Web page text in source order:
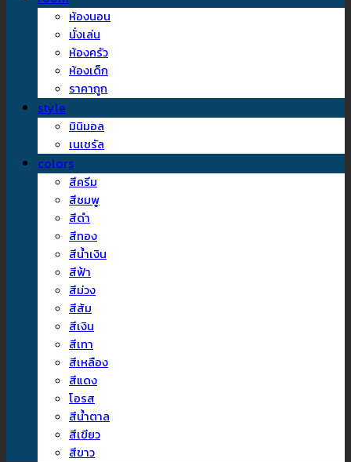
ห้องนอน
นั่งเล่น
ห้องครัว
ห้องเด็ก
ราคาถูก
style
มินิมอล
เนเชรัล
colors
สีครีม
สีชมพู
สีดำ
สีทอง
สีน้ำเงิน
สีฟ้า
สีม่วง
สีส้ม
สีเงิน
สีเทา
สีเหลือง
สีแดง
โอรส
สีน้ำตาล
สีเขียว
สีขาว